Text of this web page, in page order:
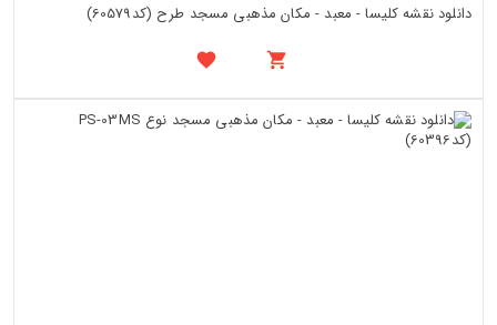
دانلود نقشه کلیسا - معبد - مکان مذهبی مسجد طرح (کد60579)